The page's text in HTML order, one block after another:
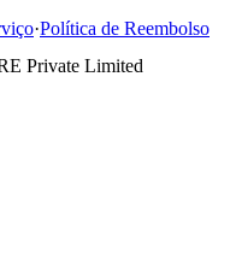
·Política de Reembolso
Private Limited